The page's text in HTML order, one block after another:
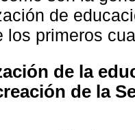
de
los primeros
de la
de la